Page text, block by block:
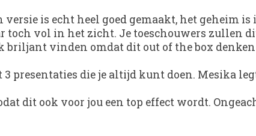
is echt heel goed gemaakt, het geheim
toch vol in het zicht. Je toeschouwers zullen
briljant vinden omdat dit out of the box denken
presentaties die je altijd kunt doen. Mesika
dit ook voor jou een top effect wordt.